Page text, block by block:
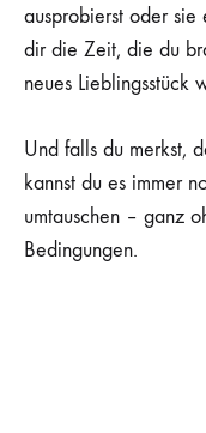
ausprobierst oder
dir die Zeit, die du
neues Lieblingsstück
Und falls du merkst,
kannst du es immer
umtauschen – ganz
Bedingungen.